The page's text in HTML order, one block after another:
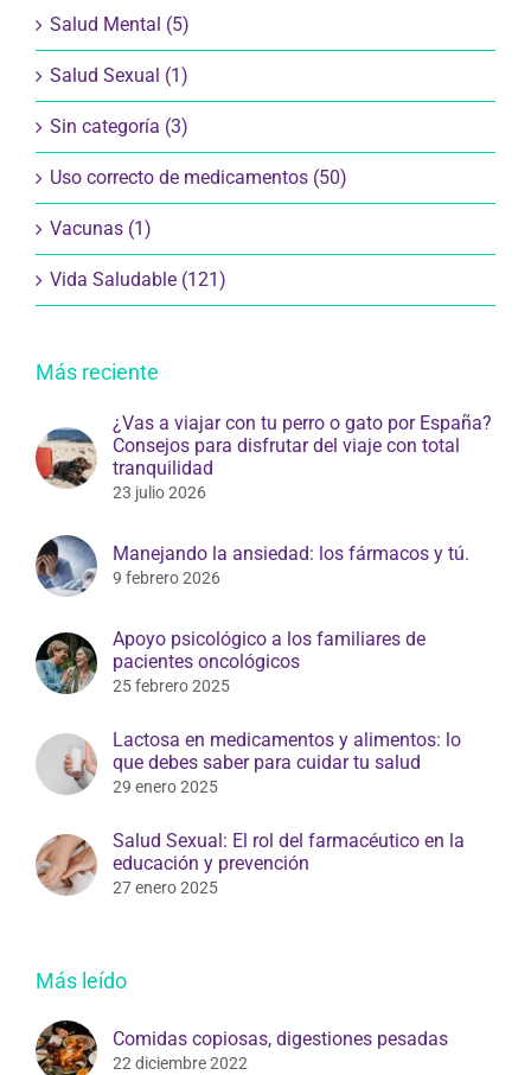
Salud Mental (5)
Salud Sexual (1)
Sin categoría (3)
Uso correcto de medicamentos (50)
Vacunas (1)
Vida Saludable (121)
Más reciente
¿Vas a viajar con tu perro o gato por España?
Consejos para disfrutar del viaje con total
tranquilidad
23 julio 2026
Manejando la ansiedad: los fármacos y tú.
9 febrero 2026
Apoyo psicológico a los familiares de
pacientes oncológicos
25 febrero 2025
Lactosa en medicamentos y alimentos: lo
que debes saber para cuidar tu salud
29 enero 2025
Salud Sexual: El rol del farmacéutico en la
educación y prevención
27 enero 2025
Más leído
Comidas copiosas, digestiones pesadas
22 diciembre 2022